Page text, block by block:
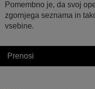
Pomembno je, da svoj
zgornjega seznama in
vsebine.
Prenosi